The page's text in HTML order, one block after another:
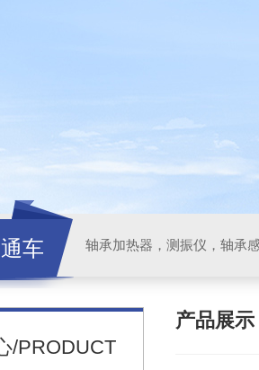
车 轴承加热器，测振仪，轴承
/PRODUCT
产品展示